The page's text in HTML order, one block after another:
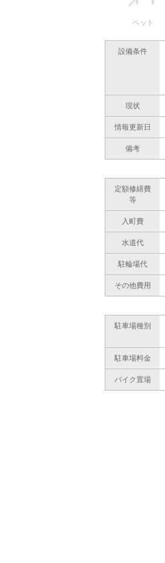
ペット
設備条件
現状
情報更新日
備考
定額修繕費
等
入町費
水道代
駐輪場代
その他費用
駐車場種別
駐車場料金
バイク置場